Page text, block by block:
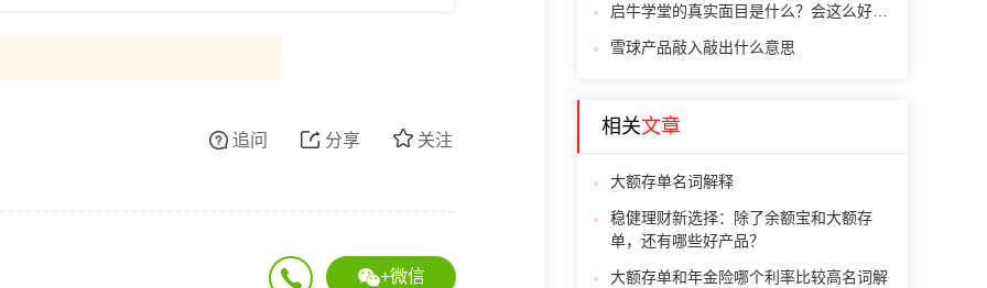
关注
分享
追问
+微信
雪球产品敲入敲出什么意思
相关文章
大额存单名词解释
稳健理财新选择：除了余额宝和大额存
单，还有哪些好产品？
大额存单和年金险哪个利率比较高名词解